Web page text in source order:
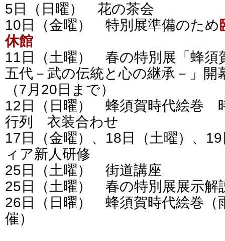
5日（日曜） 花の茶会
10日（金曜） 特別展準備のため
休館
11日（土曜） 春の特別展「蜂須
五代－武の伝統と心の継承－」開
（7月20日まで）
12日（日曜） 蜂須賀時代絵巻
行列 衣装合わせ
17日（金曜）、18日（土曜）、
ィア新人研修
25日（土曜） 街道講座
25日（土曜） 春の特別展展示解
26日（日曜） 蜂須賀時代絵巻（
催）